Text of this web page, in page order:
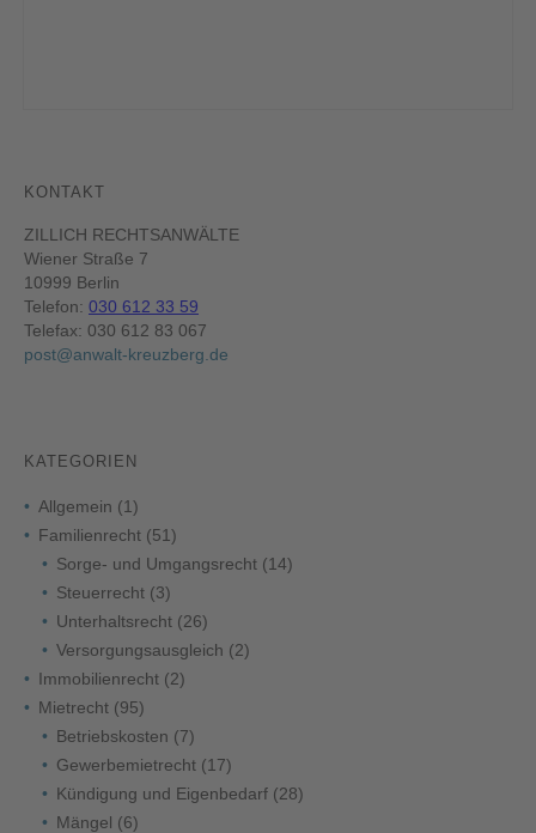
KONTAKT
ZILLICH RECHTSANWÄLTE
Wiener Straße 7
10999 Berlin
Telefon: 030 612 33 59
Telefax: 030 612 83 067
post@anwalt-kreuzberg.de
KATEGORIEN
Allgemein (1)
Familienrecht (51)
Sorge- und Umgangsrecht (14)
Steuerrecht (3)
Unterhaltsrecht (26)
Versorgungsausgleich (2)
Immobilienrecht (2)
Mietrecht (95)
Betriebskosten (7)
Gewerbemietrecht (17)
Kündigung und Eigenbedarf (28)
Mängel (6)